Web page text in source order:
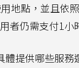
地點，並且依
者仍需支付1小
提供哪些服